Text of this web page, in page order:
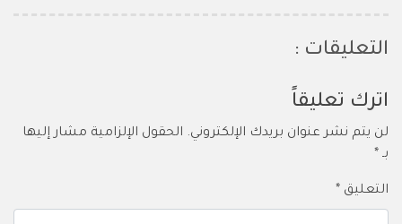
التعليقات :
اترك تعليقاً
لن يتم نشر عنوان بريدك الإلكتروني. الحقول الإلزامية مشار إليها
بـ *
التعليق *